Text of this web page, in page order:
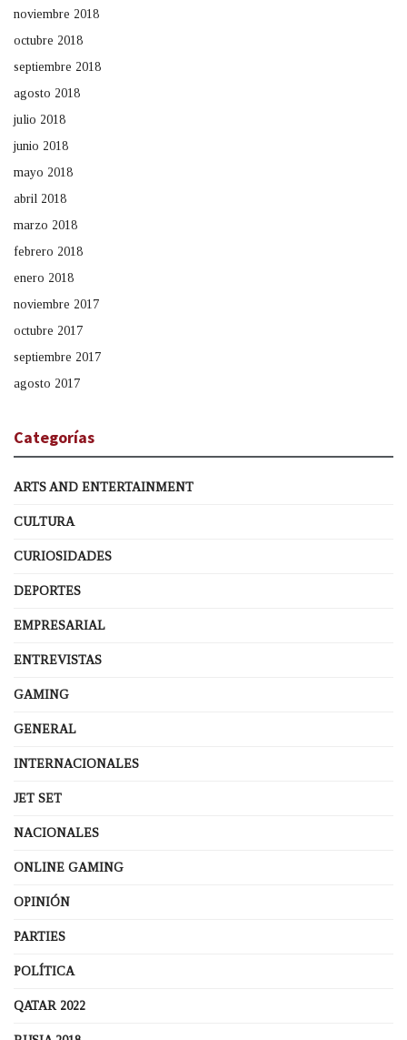
noviembre 2018
octubre 2018
septiembre 2018
agosto 2018
julio 2018
junio 2018
mayo 2018
abril 2018
marzo 2018
febrero 2018
enero 2018
noviembre 2017
octubre 2017
septiembre 2017
agosto 2017
Categorías
ARTS AND ENTERTAINMENT
CULTURA
CURIOSIDADES
DEPORTES
EMPRESARIAL
ENTREVISTAS
GAMING
GENERAL
INTERNACIONALES
JET SET
NACIONALES
ONLINE GAMING
OPINIÓN
PARTIES
POLÍTICA
QATAR 2022